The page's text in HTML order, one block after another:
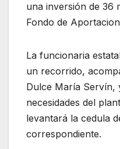
una inversión de 36
Fondo de
La funcionaria
un recorrido,
Dulce María Servín,
necesidades del
levantará la cedula
correspondiente.